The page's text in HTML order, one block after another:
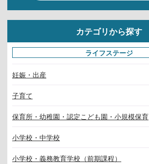
カテゴリから探す
ライフステージ
妊娠・出産
子育て
保育所・幼稚園・認定こども園・小規模保育
小学校・中学校
小学校・義務教育学校（前期課程）